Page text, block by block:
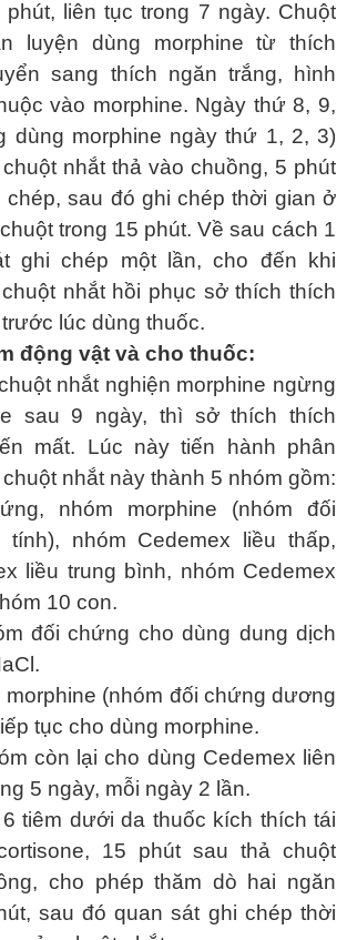
liên tục trong 7 ngày. Chuột
luyện dùng morphine từ thích
sang thích ngăn trắng, hình
vào morphine. Ngày thứ 8, 9,
dùng morphine ngày thứ 1, 2, 3)
chuột nhắt thả vào chuồng, 5 phút
chép, sau đó ghi chép thời gian ở
trong 15 phút. Về sau cách 1
ghi chép một lần, cho đến khi
nhắt hồi phục sở thích thích
lúc dùng thuốc.
động vật và cho thuốc:
nhắt nghiện morphine ngừng
sau 9 ngày, thì sở thích thích
mất. Lúc này tiến hành phân
nhắt này thành 5 nhóm gồm:
nhóm morphine (nhóm đối
nhóm Cedemex liều thấp,
liều trung bình, nhóm Cedemex
10 con.
đối chứng cho dùng dung dịch
morphine (nhóm đối chứng dương
tục cho dùng morphine.
còn lại cho dùng Cedemex liên
5 ngày, mỗi ngày 2 lần.
tiêm dưới da thuốc kích thích tái
15 phút sau thả chuột
cho phép thăm dò hai ngăn
sau đó quan sát ghi chép thời